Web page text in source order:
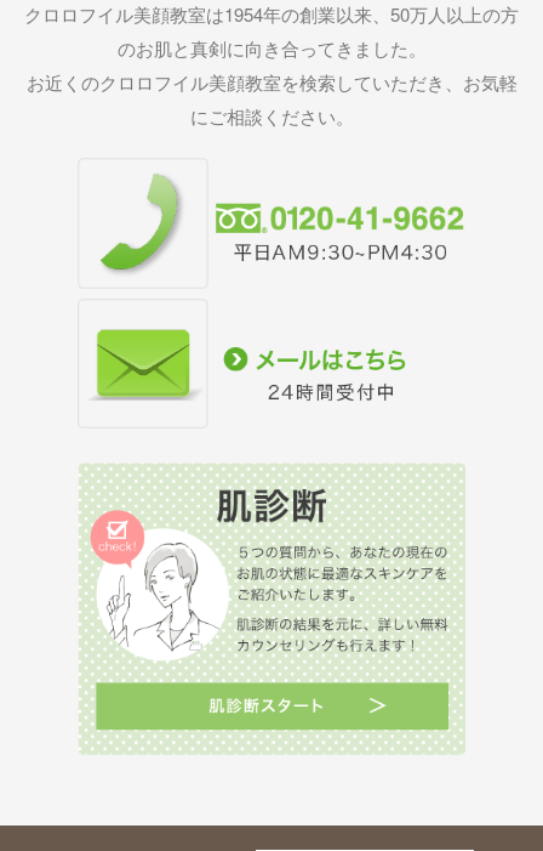
クロロフイル美顔教室は1954年の創業以来、50万人以上の方
のお肌と真剣に向き合ってきました。
お近くのクロロフイル美顔教室を検索していただき、お気軽
にご相談ください。